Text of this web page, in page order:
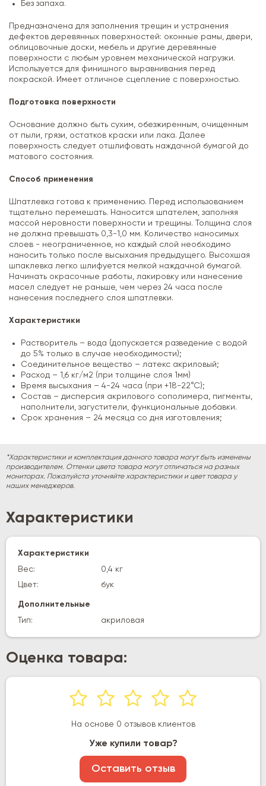
Без запаха.
Предназначена для заполнения трещин и устранения
дефектов деревянных поверхностей: оконные рамы, двери,
облицовочные доски, мебель и другие деревянные
поверхности с любым уровнем механической нагрузки.
Используется для финишного выравнивания перед
покраской. Имеет отличное сцепление с поверхностью.
Подготовка поверхности
Основание должно быть сухим, обезжиренным, очищенным
от пыли, грязи, остатков краски или лака. Далее
поверхность следует отшлифовать наждачной бумагой до
матового состояния.
Способ применения
Шпатлевка готова к применению. Перед использованием
тщательно перемешать. Наносится шпателем, заполняя
массой неровности поверхности и трещины. Толщина слоя
не должна превышать 0,3-1,0 мм. Количество наносимых
слоев - неограниченное, но каждый слой необходимо
наносить только после высыхания предыдущего. Высохшая
шпаклевка легко шлифуется мелкой наждачной бумагой.
Начинать окрасочные работы, лакировку или нанесение
масел следует не раньше, чем через 24 часа после
нанесения последнего слоя шпатлевки.
Характеристики
Растворитель – вода (допускается разведение с водой
до 5% только в случае необходимости);
Соединительное вещество – латекс акриловый;
Расход – 1,6 кг/м2 (при толщине слоя 1мм)
Время высыхания – 4-24 часа (при +18-22°С);
Состав – дисперсия акрилового сополимера, пигменты,
наполнители, загустители, функциональные добавки.
Срок хранения – 24 месяца со дня изготовления;
*Характеристики и комплектация данного товара могут быть изменены
производителем. Оттенки цвета товара могут отличаться на разных
мониторах. Пожалуйста уточняйте характеристики и цвет товара у
наших менеджеров.
Характеристики
Характеристики
Вес:
0,4 кг
Цвет:
бук
Дополнительные
Тип:
акриловая
Оценка товара:
На основе 0 отзывов клиентов
Уже купили товар?
Оставить отзыв